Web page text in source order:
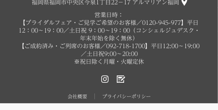
福岡県福岡市中央区今泉1丁目22−17 アルマリアン福岡
営業日時：
【ブライダルフェア・ご見学ご希望のお客様／0120-945-977】平日
12：00～19：00／土日祝 9：00～19：00（コンシェルジュデスク・
年末年始を除く無休）
【ご成約済み・ご列席のお客様／092-718-1700】平日12:00～19:00
／土日祝9:00～20:00
※祝日除く月曜・火曜定休
会社概要 プライバシーポリシー